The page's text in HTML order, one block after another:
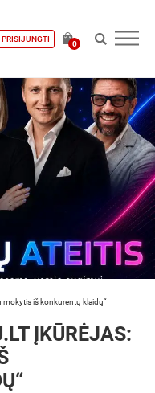
PRISIJUNGTI
0
mokytis iš konkurentų klaidų“
ĮKŪRĖJAS: